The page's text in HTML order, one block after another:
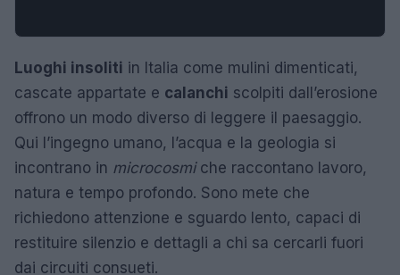
Luoghi insoliti in Italia come mulini dimenticati,
cascate appartate e calanchi scolpiti dall’erosione
offrono un modo diverso di leggere il paesaggio.
Qui l’ingegno umano, l’acqua e la geologia si
incontrano in microcosmiche raccontano lavoro,
natura e tempo profondo. Sono mete che
richiedono attenzione e sguardo lento, capaci di
restituire silenzio e dettagli a chi sa cercarli fuori
dai circuiti consueti.